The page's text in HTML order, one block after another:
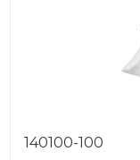
140100-100